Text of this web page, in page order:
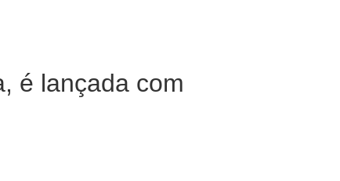
é lançada com